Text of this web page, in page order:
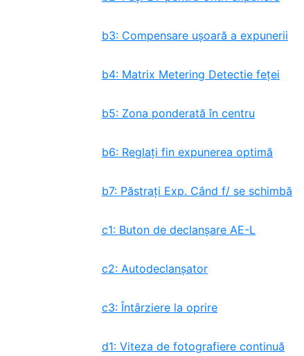
b3: Compensare ușoară a expunerii
b4: Matrix Metering Detectie feței
b5: Zona ponderată în centru
b6: Reglați fin expunerea optimă
b7: Păstrați Exp. Când f/ se schimbă
c1: Buton de declanșare AE-L
c2: Autodeclanșator
c3: Întârziere la oprire
d1: Viteza de fotografiere continuă